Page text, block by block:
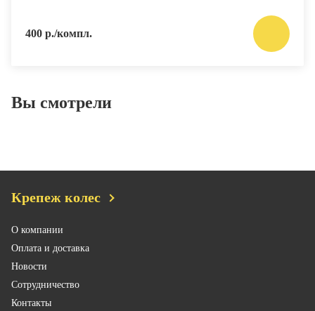
400 р./компл.
Вы смотрели
Крепеж колес
О компании
Оплата и доставка
Новости
Сотрудничество
Контакты